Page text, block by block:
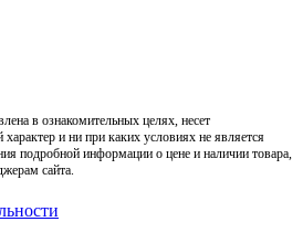
в ознакомительных целях, несет
и ни при каких условиях не является
подробной информации о цене и наличии товара,
сайта.